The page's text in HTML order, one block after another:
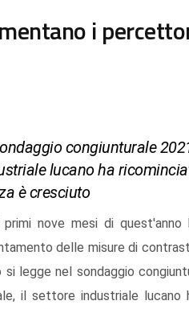
i
congiunturale
lucano ha
è cresciuto
primi nove mesi di
delle misure di
si legge nel sondaggio
il settore industriale